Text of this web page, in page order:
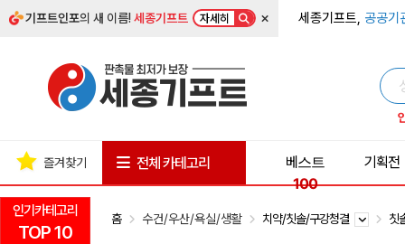
기프트인포의 새 이름!세종기프트 자세히 × 세종기프트, 공공기
인기카테고리
TOP 10
즐겨찾기 전체 카테고리
베스트
100
기획전
홈 수건/우산/욕실/생활 치약/칫솔/구강청결 칫